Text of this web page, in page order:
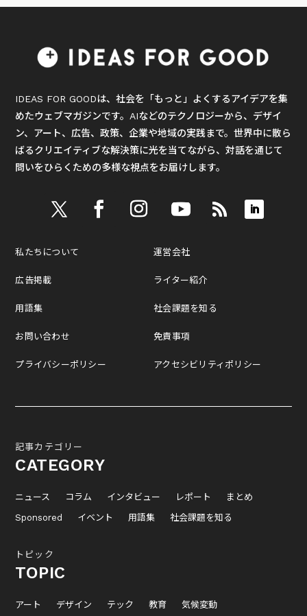
IDEAS FOR GOODは、社会を「もっと」よくするアイデアを集
めたウェブマガジンです。AIなどのテクノロジーから、デザイ
ン、アート、広告、政策、企業や地域の実践まで。世界中に散ら
ばるクリエイティブな解決策に光を当てながら、対話を通じて
問いをひらくための多様な視点をお届けします。
私たちについて
広告掲載
用語集
お問い合わせ
プライバシーポリシー
運営会社
ライター紹介
社会課題を知る
免責事項
アクセシビリティポリシー
記事カテゴリー
CATEGORY
ニュース コラム インタビュー レポート
まとめ
Sponsored
イベント 用語集 社会課題を知る
トピック
TOPIC
アート デザイン テック 教育 気候変動